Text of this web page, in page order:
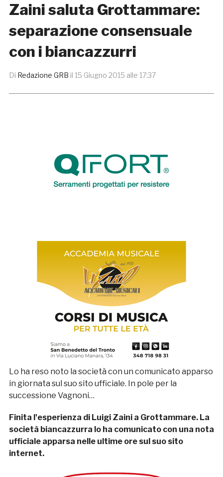
Zaini saluta Grottammare:
separazione consensuale
con i biancazzurri
Di Redazione GRB il 15 Giugno 2015 alle 17:37
Lo ha reso noto la società con un comunicato apparso
in giornata sul suo sito ufficiale. In pole per la
successione Vagnoni…
Finita l'esperienza di Luigi Zaini a Grottammare. La
società biancazzurra lo ha comunicato con una nota
ufficiale apparsa nelle ultime ore sul suo sito
internet.